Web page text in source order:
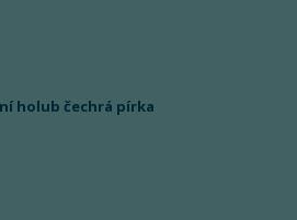
holub čechrá pírka